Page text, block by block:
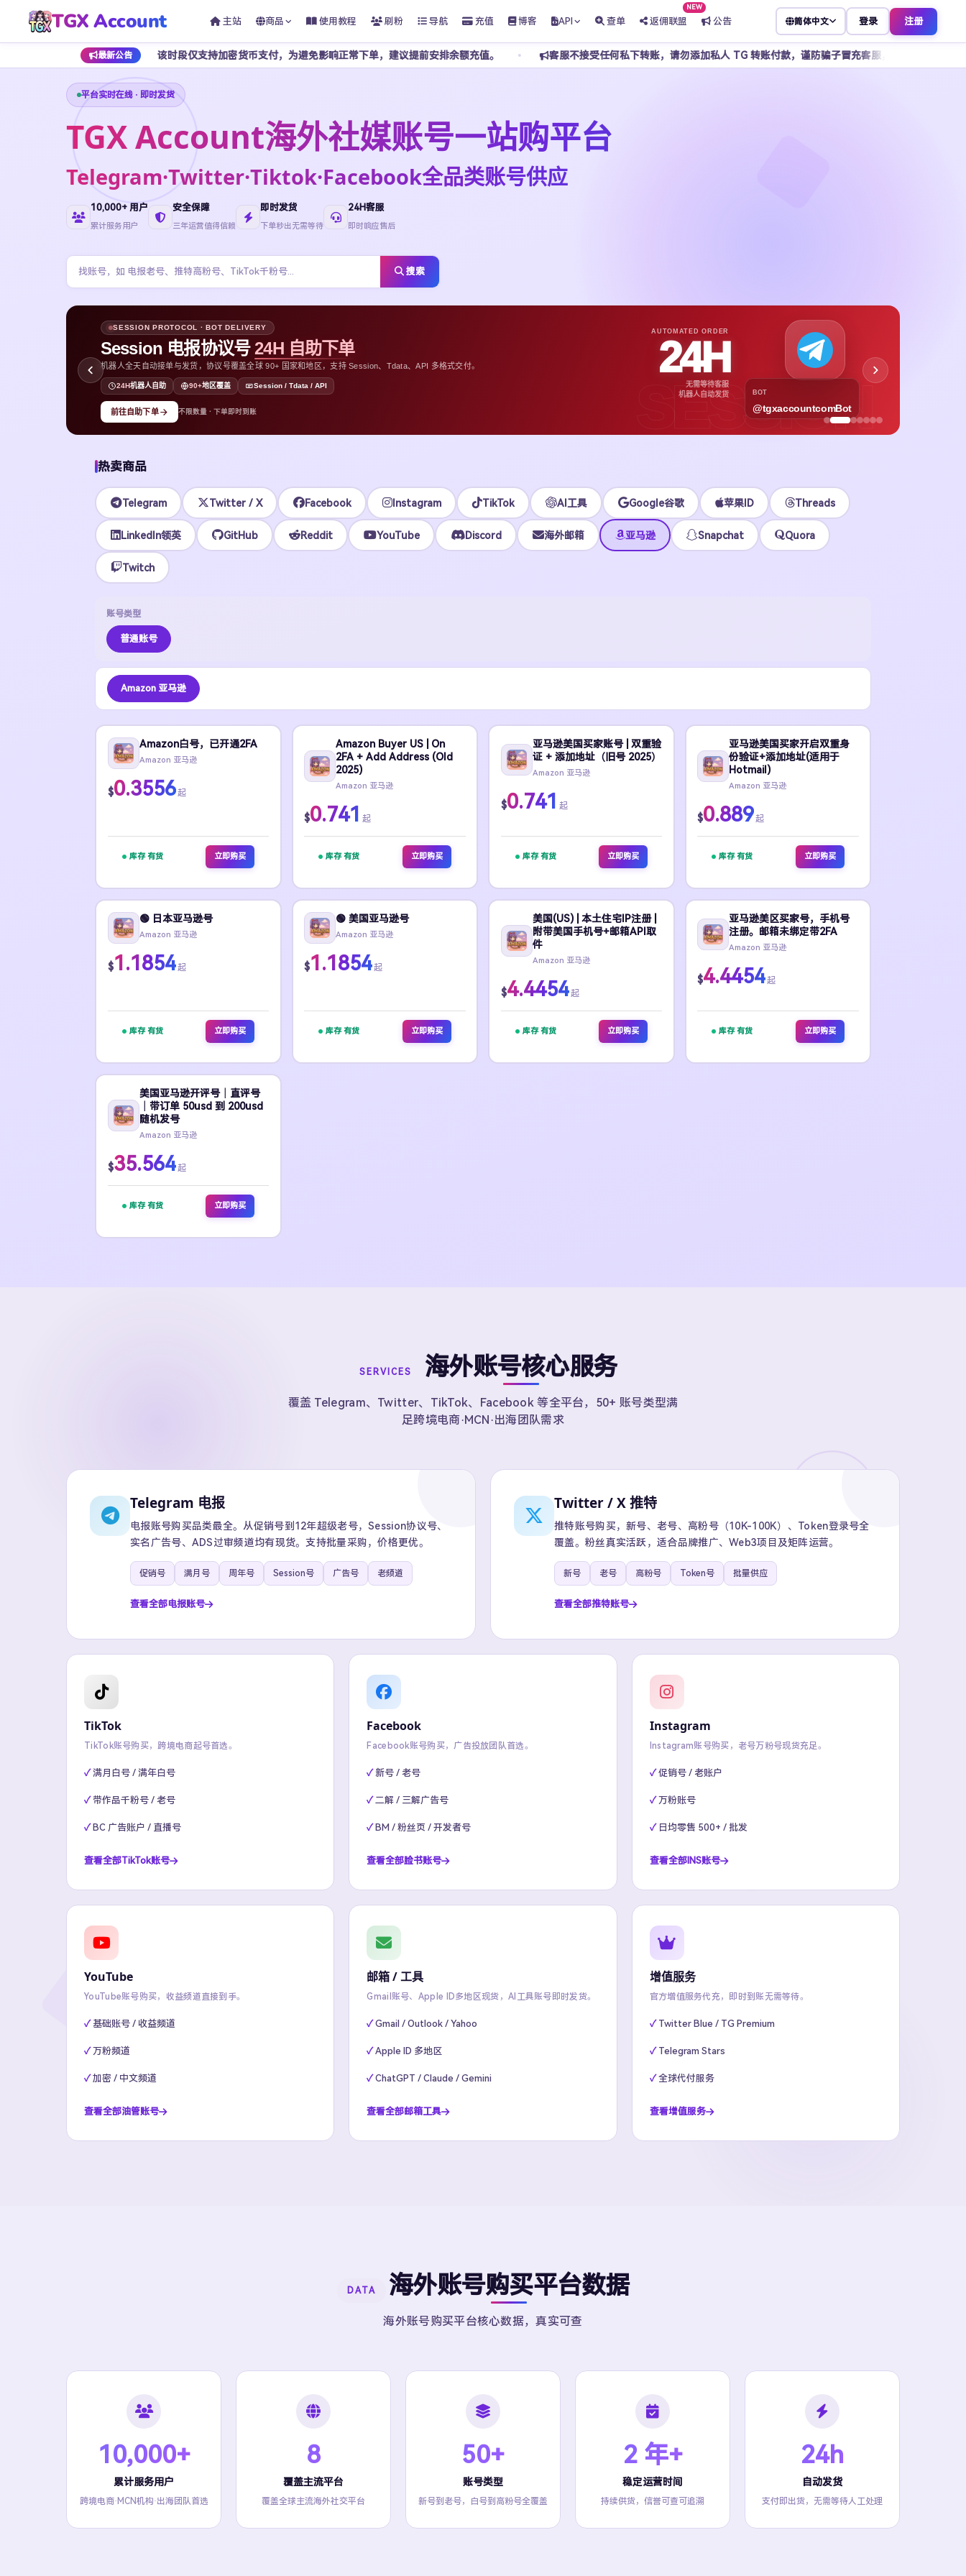
TGX Account 主站 商品 使用教程 刷粉 导航 充值 博客 API 查单 返佣联盟
NEW
公告 简体中文 登录 注册
最新公告
暂停开放，该时段仅支持加密货币支付，为避免影响正常下单，建议提前安排余额充值。 客服不接受任何私下转账，请勿添加私人 TG 转账付款，谨防骗子冒充客服，所有操作请通过官方平台完成。
平台实时在线 · 即时发货
TGX Account海外社媒账号一站购平台
Telegram·Twitter·Tiktok·Facebook全品类账号供应
10,000+ 用户
累计服务用户
安全保障
三年运营值得信赖
即时发货
下单秒出无需等待
24H客服
即时响应售后
搜索
SESSION PROTOCOL · BOT DELIVERY
Session 电报协议号24H 自助下单
机器人全天自动接单与发货，协议号覆盖全球 90+ 国家和地区，支持 Session、Tdata、API 多格式交付。
24H机器人自助 90+地区覆盖 Session / Tdata / API
前往自助下单 不限数量 · 下单即时到账 SESSION
AUTOMATED ORDER
24H
无需等待客服
机器人自动发货
BOT
@tgxaccountcomBot
热卖商品
Telegram Twitter / X Facebook Instagram TikTok AI工具 Google谷歌 苹果ID Threads
LinkedIn领英 GitHub Reddit YouTube Discord 海外邮箱 亚马逊 Snapchat Quora
Twitch
账号类型
普通账号
Amazon 亚马逊
Amazon白号，已开通2FA
Amazon 亚马逊
$0.3556起
库存 有货 立即购买
Amazon Buyer US | On
2FA + Add Address (Old
2025)
Amazon 亚马逊
$0.741 起
库存 有货 立即购买
亚马逊美国买家账号 | 双重验
证 + 添加地址（旧号 2025）
Amazon 亚马逊
$0.741 起
库存 有货 立即购买
亚马逊美国买家开启双重身
份验证+添加地址(适用于
Hotmail)
Amazon 亚马逊
$0.889起
库存 有货 立即购买
🟢 日本亚马逊号
Amazon 亚马逊
$1.1854起
库存 有货 立即购买
🟢 美国亚马逊号
Amazon 亚马逊
$1.1854起
库存 有货 立即购买
美国(US) | 本土住宅IP注册 |
附带美国手机号+邮箱API取
件
Amazon 亚马逊
$4.4454起
库存 有货 立即购买
亚马逊美区买家号，手机号
注册。邮箱未绑定带2FA
Amazon 亚马逊
$4.4454起
库存 有货 立即购买
美国亚马逊开评号｜直评号
｜带订单 50usd 到 200usd
随机发号
Amazon 亚马逊
$35.564起
库存 有货 立即购买
SERVICES 海外账号核心服务
覆盖 Telegram、Twitter、TikTok、Facebook 等全平台，50+ 账号类型满
足跨境电商·MCN·出海团队需求
Telegram 电报
电报账号购买品类最全。从促销号到12年超级老号，Session协议号、
实名广告号、ADS过审频道均有现货。支持批量采购，价格更优。
促销号 满月号 周年号 Session号 广告号 老频道
查看全部电报账号
Twitter / X 推特
推特账号购买，新号、老号、高粉号（10K-100K）、Token登录号全
覆盖。粉丝真实活跃，适合品牌推广、Web3项目及矩阵运营。
新号 老号 高粉号 Token号 批量供应
查看全部推特账号
TikTok
TikTok账号购买，跨境电商起号首选。
满月白号 / 满年白号
带作品千粉号 / 老号
BC 广告账户 / 直播号
查看全部TikTok账号
Facebook
Facebook账号购买，广告投放团队首选。
新号 / 老号
二解 / 三解广告号
BM / 粉丝页 / 开发者号
查看全部脸书账号
Instagram
Instagram账号购买，老号万粉号现货充足。
促销号 / 老账户
万粉账号
日均零售 500+ / 批发
查看全部INS账号
YouTube
YouTube账号购买，收益频道直接到手。
基础账号 / 收益频道
万粉频道
加密 / 中文频道
查看全部油管账号
邮箱 / 工具
Gmail账号、Apple ID多地区现货，AI工具账号即时发货。
Gmail / Outlook / Yahoo
Apple ID 多地区
ChatGPT / Claude / Gemini
查看全部邮箱工具
增值服务
官方增值服务代充，即时到账无需等待。
Twitter Blue / TG Premium
Telegram Stars
全球代付服务
查看增值服务
DATA 海外账号购买平台数据
海外账号购买平台核心数据，真实可查
10,000+
累计服务用户
跨境电商·MCN机构·出海团队首选
8
覆盖主流平台
覆盖全球主流海外社交平台
50+
账号类型
新号到老号，白号到高粉号全覆盖
2 年+
稳定运营时间
持续供货，信誉可查可追溯
24h
自动发货
支付即出货，无需等待人工处理